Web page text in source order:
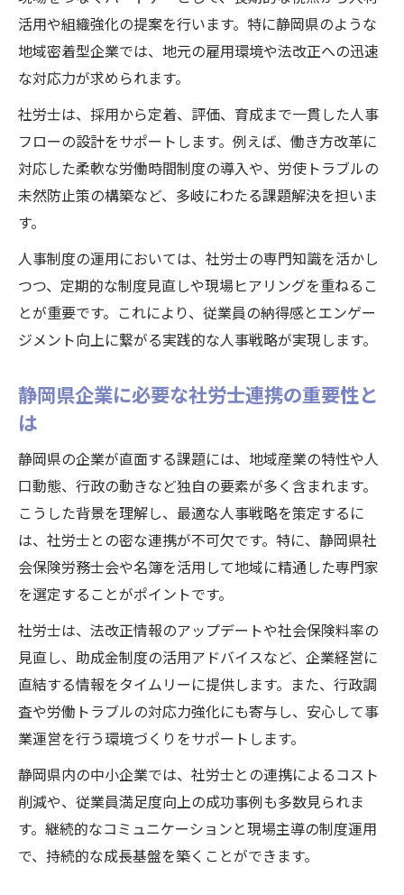
企業の競争力を高める社労士の提案力活用
法
社労士が示す今後の人事戦略トレンド解説
社労士と考える静岡県企業の成長ロードマ
ップ
連携による戦略的人事の高みを目指して
社労士と企業が協働する人事戦略の実践事
人事制度改革で社労士との連携が生む相乗
効果
社労士と進める人事改革による定着率向上
策
用法
要点
社労士視点で捉える静岡企業の人材戦略
社労士が分析する静岡企業人材戦略の特徴
静岡県社会保険労務士会を活用した施策事
例
方法
社労士が支援する現場定着と人材育成の工
夫
人事戦略に社労士の現場知見を活かす重要
活用や組織強化の提案を行います。特に静岡県のような
地域密着型企業では、地元の雇用環境や法改正への迅速
な対応力が求められます。
社労士は、採用から定着、評価、育成まで一貫した人事
フローの設計をサポートします。例えば、働き方改革に
対応した柔軟な労働時間制度の導入や、労使トラブルの
未然防止策の構築など、多岐にわたる課題解決を担いま
す。
人事制度の運用においては、社労士の専門知識を活かし
つつ、定期的な制度見直しや現場ヒアリングを重ねるこ
とが重要です。これにより、従業員の納得感とエンゲー
ジメント向上に繋がる実践的な人事戦略が実現します。
静岡県企業に必要な社労士連携の重要性と
は
静岡県の企業が直面する課題には、地域産業の特性や人
口動態、行政の動きなど独自の要素が多く含まれます。
こうした背景を理解し、最適な人事戦略を策定するに
は、社労士との密な連携が不可欠です。特に、静岡県社
会保険労務士会や名簿を活用して地域に精通した専門家
を選定することがポイントです。
社労士は、法改正情報のアップデートや社会保険料率の
見直し、助成金制度の活用アドバイスなど、企業経営に
直結する情報をタイムリーに提供します。また、行政調
査や労働トラブルの対応力強化にも寄与し、安心して事
業運営を行う環境づくりをサポートします。
静岡県内の中小企業では、社労士との連携によるコスト
削減や、従業員満足度向上の成功事例も多数見られま
す。継続的なコミュニケーションと現場主導の制度運用
で、持続的な成長基盤を築くことができます。